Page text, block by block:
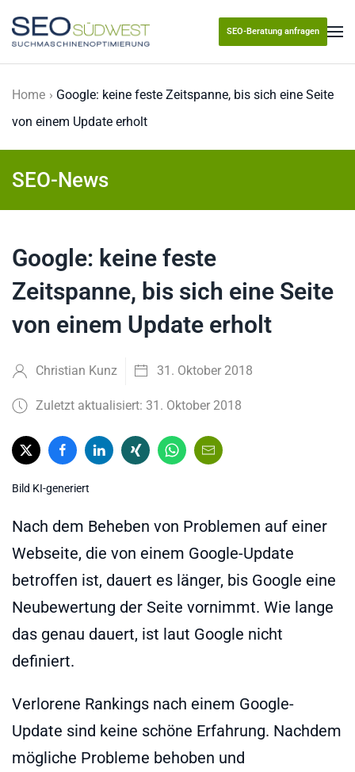
Skip to main content
SEO-Beratung anfragen
Home
Google: keine feste Zeitspanne, bis sich eine Seite
von einem Update erholt
SEO-News
Google: keine feste
Zeitspanne, bis sich eine Seite
von einem Update erholt
Christian Kunz 31. Oktober 2018
Zuletzt aktualisiert: 31. Oktober 2018
Bild KI-generiert
Nach dem Beheben von Problemen auf einer
Webseite, die von einem Google-Update
betroffen ist, dauert es länger, bis Google eine
Neubewertung der Seite vornimmt. Wie lange
das genau dauert, ist laut Google nicht
definiert.
Verlorene Rankings nach einem Google-
Update sind keine schöne Erfahrung. Nachdem
mögliche Probleme behoben und